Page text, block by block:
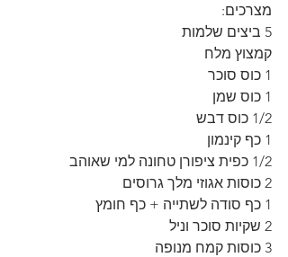
מצרכים:
5 ביצים שלמות
קמצוץ מלח
1 כוס סוכר
1 כוס שמן
1/2 כוס דבש
1 כף קינמון
1/2 כפית ציפורן טחונה למי שאוהב
2 כוסות אגוזי מלך גרוסים
1 כף סודה לשתייה + כף חומץ
2 שקיות סוכר וניל
3 כוסות קמח מנופה